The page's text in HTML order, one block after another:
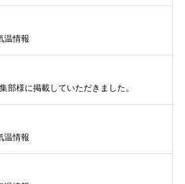
温情報
部様に掲載していただきました。
温情報